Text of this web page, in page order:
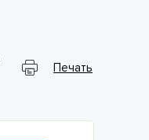
Печать